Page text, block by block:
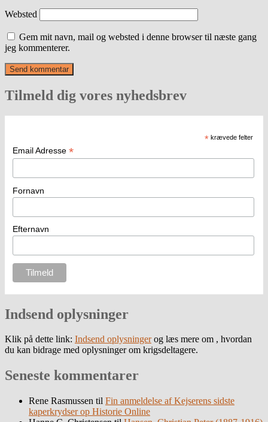
Websted
Gem mit navn, mail og websted i denne browser til næste gang
jeg kommenterer.
Tilmeld dig vores nyhedsbrev
* krævede felter
Email Adresse *
Fornavn
Efternavn
Indsend oplysninger
Klik på dette link: Indsend oplysningerog læs mere om , hvordan
du kan bidrage med oplysninger om krigsdeltagere.
Seneste kommentarer
Rene Rasmussen til Fin anmeldelse af Kejserens sidste
kaperkrydser op Historie Online